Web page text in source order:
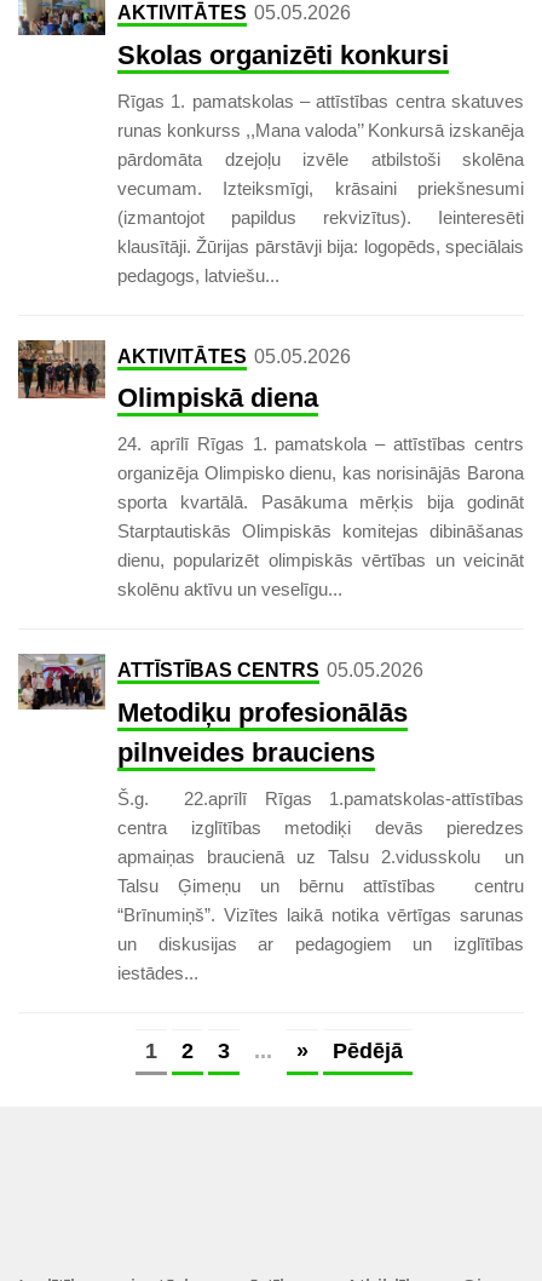
AKTIVITĀTES 05.05.2026
Skolas organizēti konkursi
Rīgas 1. pamatskolas – attīstības centra skatuves
runas konkurss ,,Mana valoda’’ Konkursā izskanēja
pārdomāta dzejoļu izvēle atbilstoši skolēna
vecumam. Izteiksmīgi, krāsaini priekšnesumi
(izmantojot papildus rekvizītus). Ieinteresēti
klausītāji. Žūrijas pārstāvji bija: logopēds, speciālais
pedagogs, latviešu...
AKTIVITĀTES 05.05.2026
Olimpiskā diena
24. aprīlī Rīgas 1. pamatskola – attīstības centrs
organizēja Olimpisko dienu, kas norisinājās Barona
sporta kvartālā. Pasākuma mērķis bija godināt
Starptautiskās Olimpiskās komitejas dibināšanas
dienu, popularizēt olimpiskās vērtības un veicināt
skolēnu aktīvu un veselīgu...
ATTĪSTĪBAS CENTRS 05.05.2026
Metodiķu profesionālās
pilnveides brauciens
Š.g. 22.aprīlī Rīgas 1.pamatskolas-attīstības
centra izglītības metodiķi devās pieredzes
apmaiņas braucienā uz Talsu 2.vidusskolu un
Talsu Ģimeņu un bērnu attīstības centru
“Brīnumiņš”. Vizītes laikā notika vērtīgas sarunas
un diskusijas ar pedagogiem un izglītības
iestādes...
1 2 3 ... » Pēdējā